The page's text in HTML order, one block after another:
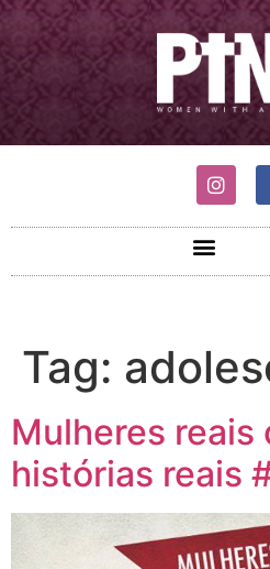
Tag:
Mulheres reais
histórias reais